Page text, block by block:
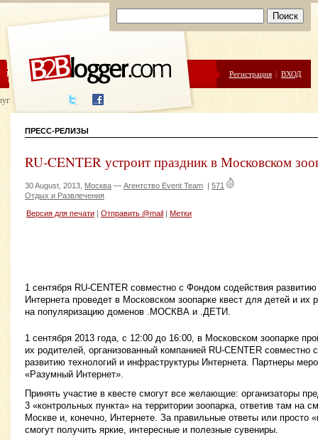
ЦЕНЫ ПОМОЩЬ Регистрация | ВХОД
написания
ПРЕСС-РЕЛИЗЫ
RU-CENTER устроит праздник в Московском
30 August, 2013, Москва — Агентство Event Team | 571
Отдых и Развлечения
Версия для печати Отправить @mail Метки
1 сентября RU-CENTER совместно с Фондом содействия
Интернета проведет в Московском зоопарке квест для детей и их
на популяризацию доменов .МОСКВА и .ДЕТИ.
1 сентября 2013 года, с 12:00 до 16:00, в Московском зоопарке
их родителей, организованный компанией RU-CENTER
развитию технологий и инфраструктуры Интернета. Партнеры
«Разумный Интернет».
Принять участие в квесте смогут все желающие: организаторы
3 «контрольных пункта» на территории зоопарка, ответив там на
Москве и, конечно, Интернете. За правильные ответы или просто
смогут получить яркие, интересные и полезные сувениры.